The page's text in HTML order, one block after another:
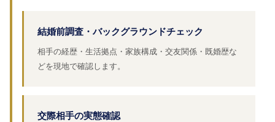
結婚前調査・バックグラウンドチェック
相手の経歴・生活拠点・家族構成・交友関係・既婚歴な
どを現地で確認します。
交際相手の実態確認